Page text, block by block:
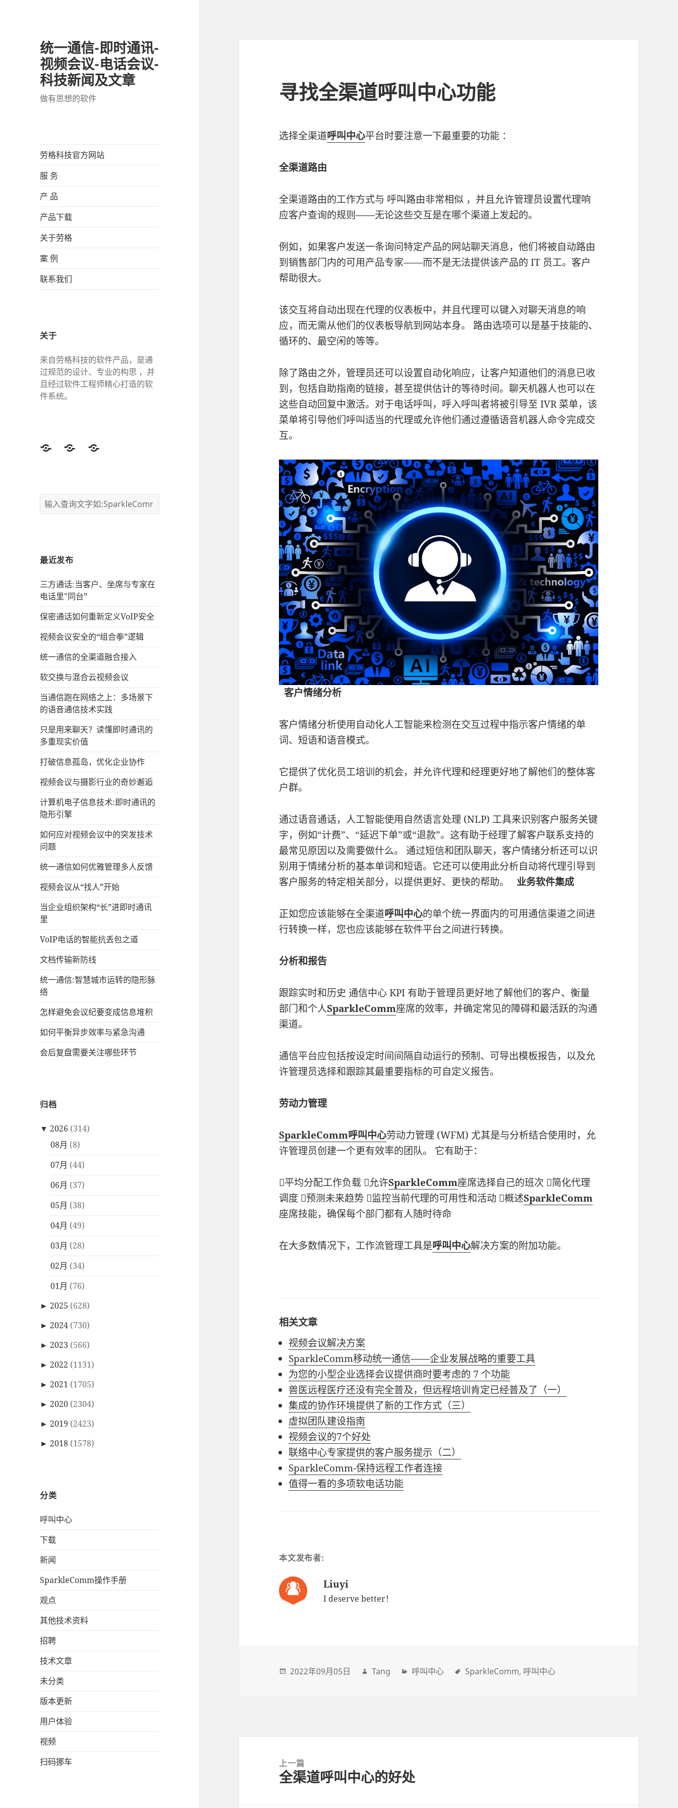
统一通信-即时通讯-
视频会议-电话会议-
科技新闻及文章
做有思想的软件
劳格科技官方网站
服 务
产 品
产品下载
关于劳格
案 例
联系我们
关于
来自劳格科技的软件产品，是通
过规范的设计、专业的构思 ，并
且经过软件工程师精心打造的软
件系统。
TwitterFacebookGoogle
最近发布
三方通话:当客户、坐席与专家在
电话里"同台”
保密通话如何重新定义VoIP安全
视频会议安全的“组合拳”逻辑
统一通信的‌全渠道融合接入
软交换与混合云视频会议
当通信跑在网络之上：多场景下
的语音通信技术实践
只是用来聊天？读懂即时通讯的
多重现实价值
打破信息孤岛，优化企业协作
视频会议与摄影行业的奇妙邂逅
计算机电子信息技术:即时通讯的
隐形引擎
如何应对视频会议中的突发技术
问题
统一通信如何优雅管理多人反馈
视频会议从“找人”开始
当企业组织架构“长”进即时通讯
里
VoIP电话的智能抗丢包之道
文档传输新防线
统一通信:智慧城市运转的隐形脉
络
怎样避免会议纪要变成信息堆积
如何平衡异步效率与紧急沟通
会后复盘需要关注哪些环节
归档
▼ 2026 (314)
08月 (8)
07月 (44)
06月 (37)
05月 (38)
04月 (49)
03月 (28)
02月 (34)
01月 (76)
► 2025 (628)
► 2024 (730)
► 2023 (566)
► 2022 (1131)
► 2021 (1705)
► 2020 (2304)
► 2019 (2423)
► 2018 (1578)
分类
呼叫中心
下载
新闻
SparkleComm操作手册
观点
其他技术资料
招聘
技术文章
未分类
版本更新
用户体验
视频
扫码挪车
寻找全渠道呼叫中心功能
选择全渠道呼叫中心平台时要注意一下最重要的功能 ：
全渠道路由
全渠道路由的工作方式与 呼叫路由非常相似 ，并且允许管理员设置代理响
应客户查询的规则——无论这些交互是在哪个渠道上发起的。
例如，如果客户发送一条询问特定产品的网站聊天消息，他们将被自动路由
到销售部门内的可用产品专家——而不是无法提供该产品的 IT 员工。客户
帮助很大。
该交互将自动出现在代理的仪表板中，并且代理可以键入对聊天消息的响
应，而无需从他们的仪表板导航到网站本身。 路由选项可以是基于技能的、
循环的、最空闲的等等。
除了路由之外，管理员还可以设置自动化响应，让客户知道他们的消息已收
到，包括自助指南的链接，甚至提供估计的等待时间。聊天机器人也可以在
这些自动回复中激活。对于电话呼叫，呼入呼叫者将被引导至 IVR 菜单，该
菜单将引导他们呼叫适当的代理或允许他们通过遵循语音机器人命令完成交
互。
客户情绪分析
客户情绪分析使用自动化人工智能来检测在交互过程中指示客户情绪的单
词、短语和语音模式。
它提供了优化员工培训的机会，并允许代理和经理更好地了解他们的整体客
户群。
通过语音通话，人工智能使用自然语言处理 (NLP) 工具来识别客户服务关键
字，例如“计费”、“延迟下单”或“退款”。这有助于经理了解客户联系支持的
最常见原因以及需要做什么。 通过短信和团队聊天，客户情绪分析还可以识
别用于情绪分析的基本单词和短语。它还可以使用此分析自动将代理引导到
客户服务的特定相关部分，以提供更好、更快的帮助。 业务软件集成
正如您应该能够在全渠道呼叫中心的单个统一界面内的可用通信渠道之间进
行转换一样，您也应该能够在软件平台之间进行转换。
分析和报告
跟踪实时和历史 通信中心 KPI 有助于管理员更好地了解他们的客户、衡量
部门和个人SparkleComm座席的效率，并确定常见的障碍和最活跃的沟通
渠道。
通信平台应包括按设定时间间隔自动运行的预制、可导出模板报告，以及允
许管理员选择和跟踪其最重要指标的可自定义报告。
劳动力管理
SparkleComm呼叫中心劳动力管理 (WFM) 尤其是与分析结合使用时，允
许管理员创建一个更有效率的团队。 它有助于：
平均分配工作负载 允许SparkleComm座席选择自己的班次 简化代理
调度 预测未来趋势 监控当前代理的可用性和活动 概述SparkleComm
座席技能，确保每个部门都有人随时待命
在大多数情况下，工作流管理工具是呼叫中心解决方案的附加功能。
相关文章
视频会议解决方案
SparkleComm移动统一通信——企业发展战略的重要工具
为您的小型企业选择会议提供商时要考虑的 7 个功能
兽医远程医疗还没有完全普及，但远程培训肯定已经普及了（一）
集成的协作环境提供了新的工作方式（三）
虚拟团队建设指南
视频会议的7个好处
联络中心专家提供的客户服务提示（二）
SparkleComm-保持远程工作者连接
值得一看的多项软电话功能
本文发布者:
Liuyi
I deserve better！
2022年09月05日 Tang 呼叫中心 SparkleComm 呼叫中心
navigation上一篇
上
全渠道呼叫中心的好处